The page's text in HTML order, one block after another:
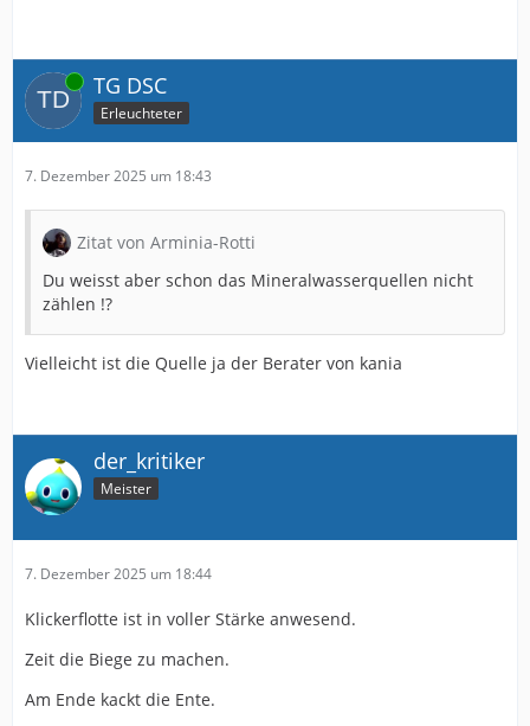
Online TG DSC
Erleuchteter
7. Dezember 2025 um 18:43
Zitat von Arminia-Rotti
Du weisst aber schon das Mineralwasserquellen nicht
zählen !?
Vielleicht ist die Quelle ja der Berater von kania
der_kritiker
Meister
7. Dezember 2025 um 18:44
Klickerflotte ist in voller Stärke anwesend.
Zeit die Biege zu machen.
Am Ende kackt die Ente.